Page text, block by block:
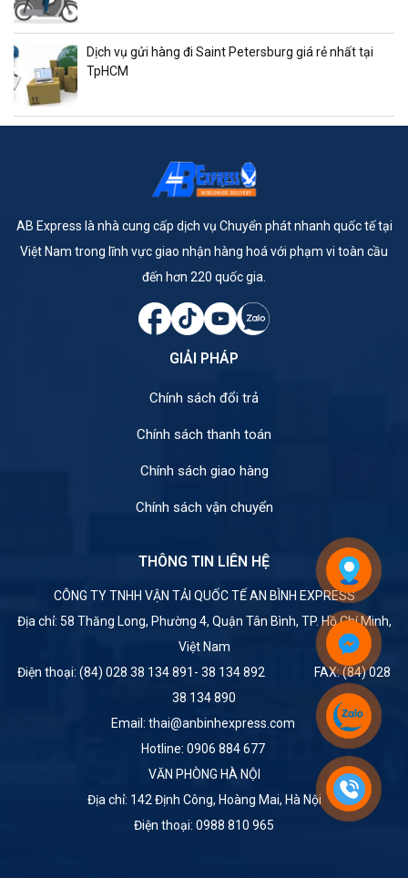
Dịch vụ gửi hàng đi Saint Petersburg giá rẻ nhất tại
TpHCM
AB Express là nhà cung cấp dịch vụ Chuyển phát nhanh quốc tế tại
Việt Nam trong lĩnh vực giao nhận hàng hoá với phạm vi toàn cầu
đến hơn 220 quốc gia.
GIẢI PHÁP
Chính sách đổi trả
Chính sách thanh toán
Chính sách giao hàng
Chính sách vận chuyển
THÔNG TIN LIÊN HỆ
CÔNG TY TNHH VẬN TẢI QUỐC TẾ AN BÌNH EXPRESS
Địa chỉ: 58 Thăng Long, Phường 4, Quận Tân Bình, TP. Hồ Chí Minh,
Việt Nam
Điện thoại: (84) 028 38 134 891- 38 134 892 FAX: (84) 028
38 134 890
Email: thai@anbinhexpress.com
Hotline: 0906 884 677
VĂN PHÒNG HÀ NỘI
Địa chỉ: 142 Định Công, Hoàng Mai, Hà Nội
Điện thoại: 0988 810 965